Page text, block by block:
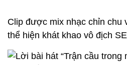
Clip được mix nhạc chỉn chu
thể hiện khát khao vô địch